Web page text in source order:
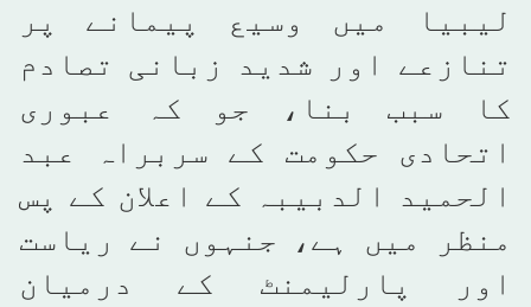
لیبیا میں وسیع پیمانے پر
تنازعے اور شدید زبانی تصادم
کا سبب بنا، جو کہ عبوری
اتحادی حکومت کے سربراہ عبد
الحمید الدبیبہ کے اعلان کے پس
منظر میں ہے، جنہوں نے ریاست
اور پارلیمنٹ کے درمیان